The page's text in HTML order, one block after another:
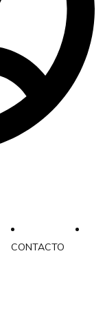
CONTACTO